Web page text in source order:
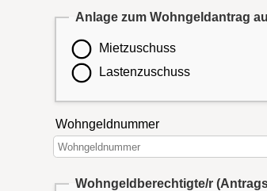
Anlage zum Wohngeldantrag
Mietzuschuss
Lastenzuschuss
Wohngeldnummer